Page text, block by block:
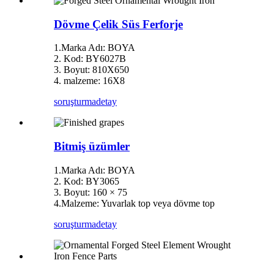
Dövme Çelik Süs Ferforje
1.Marka Adı: BOYA
2. Kod: BY6027B
3. Boyut: 810X650
4. malzeme: 16X8
soruşturmadetay
Bitmiş üzümler
1.Marka Adı: BOYA
2. Kod: BY3065
3. Boyut: 160 × 75
4.Malzeme: Yuvarlak top veya dövme top
soruşturmadetay